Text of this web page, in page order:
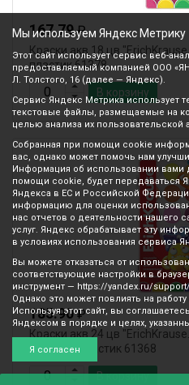
167.79₽
Краски акв 18 цв
пластик 61378
В корзину
185.90₽
Краски акв 24 цв
защитой пластик 61368
В корзину
Мы используем Яндекс Метрику
Этот сайт использует сервис веб-
предоставляемый компанией ООО
Л. Толстого, 16 (далее — Яндекс).
Сервис Яндекс Метрика использует
текстовые файлы, размещаемые на
целью анализа их пользовательской
Собранная при помощи cookie
вас, однако может помочь нам
Информация об использовании вами
помощи cookie, будет передаваться
Яндекса в ЕС и Российской
информацию для оценки
нас отчетов о деятельности нашего
услуг. Яндекс обрабатывает эту
в условиях использования сервиса
Вы можете отказаться от
соответствующие настройки в
инструмент — https://yandex.ru/
Однако это может повлиять на
Используя этот сайт, вы
Яндексом в порядке и целях,
Я согласен